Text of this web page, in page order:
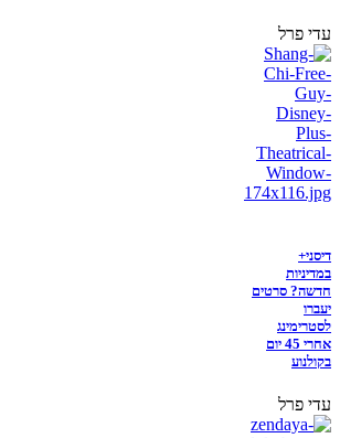
עדי פרל
דיסני+
במדיניות
חדשה? סרטים
יעברו
לסטרימינג
אחרי 45 יום
בקולנוע
עדי פרל